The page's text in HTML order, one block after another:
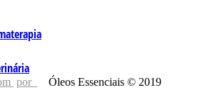
por Óleos Essenciais © 2019